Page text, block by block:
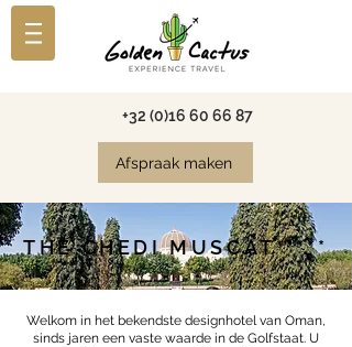
+32 (0)16 60 66 87
Afspraak maken
THE CHEDI MUSCAT*****
Welkom in het bekendste designhotel van Oman,
sinds jaren een vaste waarde in de Golfstaat. U